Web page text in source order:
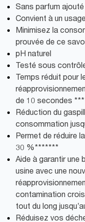
Sans parfum ajouté
Convient à un
Minimisez la
prouvée de ce
pH naturel
Testé sous
Temps réduit pour
de 10 secondes
Réduction du
consommation
Permet de réduire
30 %*******
Aide à garantir une
usine avec une
contamination
tout du long
Réduisez vos